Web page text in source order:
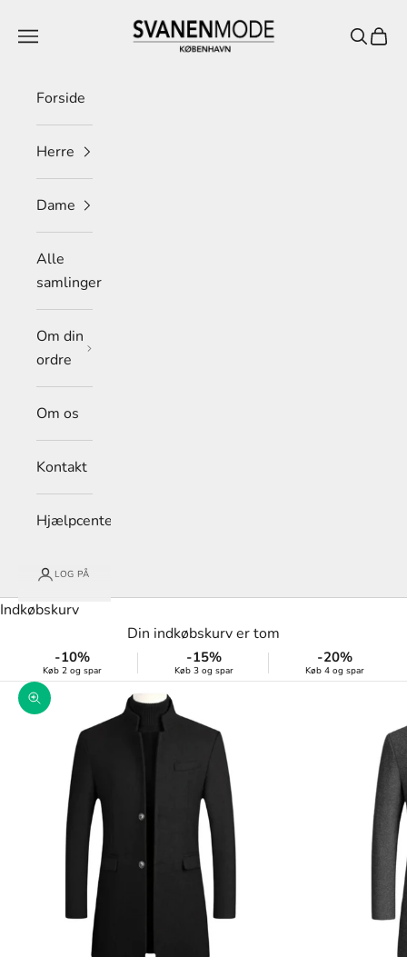
Svanen Mode
Menu Søg
Forside
Herre
Dame
Alle
samlinger
Om din
ordre
Om os
Kontakt
Hjælpcenter
LOG PÅ
Indkøbskurv
Din indkøbskurv er tom
-10%
Køb 2 og spar
-15%
Køb 3 og spar
-20%
Køb 4 og spar
Zoom